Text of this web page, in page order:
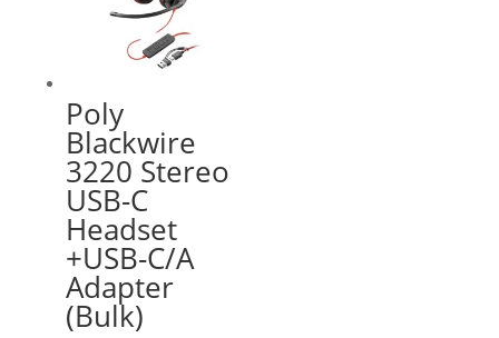
Poly
Blackwire
3220 Stereo
USB-C
Headset
+USB-C/A
Adapter
(Bulk)